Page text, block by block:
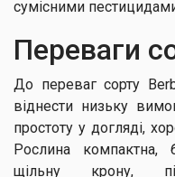
сумісними
Переваги
До переваг сорту
віднести низьку
простоту у догляді,
Рослина компактна,
щільну крону,